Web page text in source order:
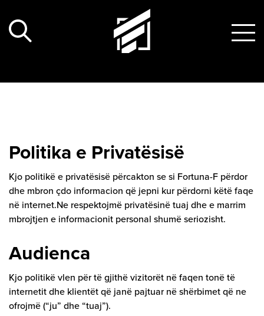
content
Politika e Privatësisë
Kjo politikë e privatësisë përcakton se si Fortuna-F përdor
dhe mbron çdo informacion që jepni kur përdorni këtë faqe
në internet.Ne respektojmë privatësinë tuaj dhe e marrim
mbrojtjen e informacionit personal shumë seriozisht.
Audienca
Kjo politikë vlen për të gjithë vizitorët në faqen tonë të
internetit dhe klientët që janë pajtuar në shërbimet që ne
ofrojmë (“ju” dhe “tuaj”).